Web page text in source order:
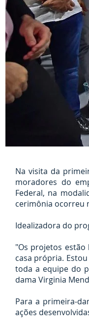
Na visita da
moradores do
Federal, na
cerimônia ocorreu
Idealizadora do
"Os projetos
casa própria.
toda a equipe do
dama Virginia
Para a primeira-
ações